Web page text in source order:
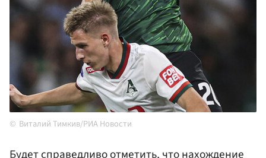
Виталий Тимкив/РИА Новости